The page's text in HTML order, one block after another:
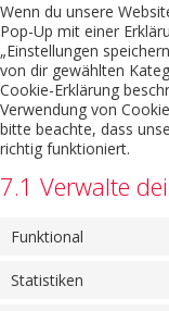
Wenn du unsere
Pop-Up mit einer
„Einstellungen
von dir gewählten
Cookie-Erklärung
Verwendung von
bitte beachte, dass
richtig funktioniert.
7.1 Verwalte
Funktional
Statistiken